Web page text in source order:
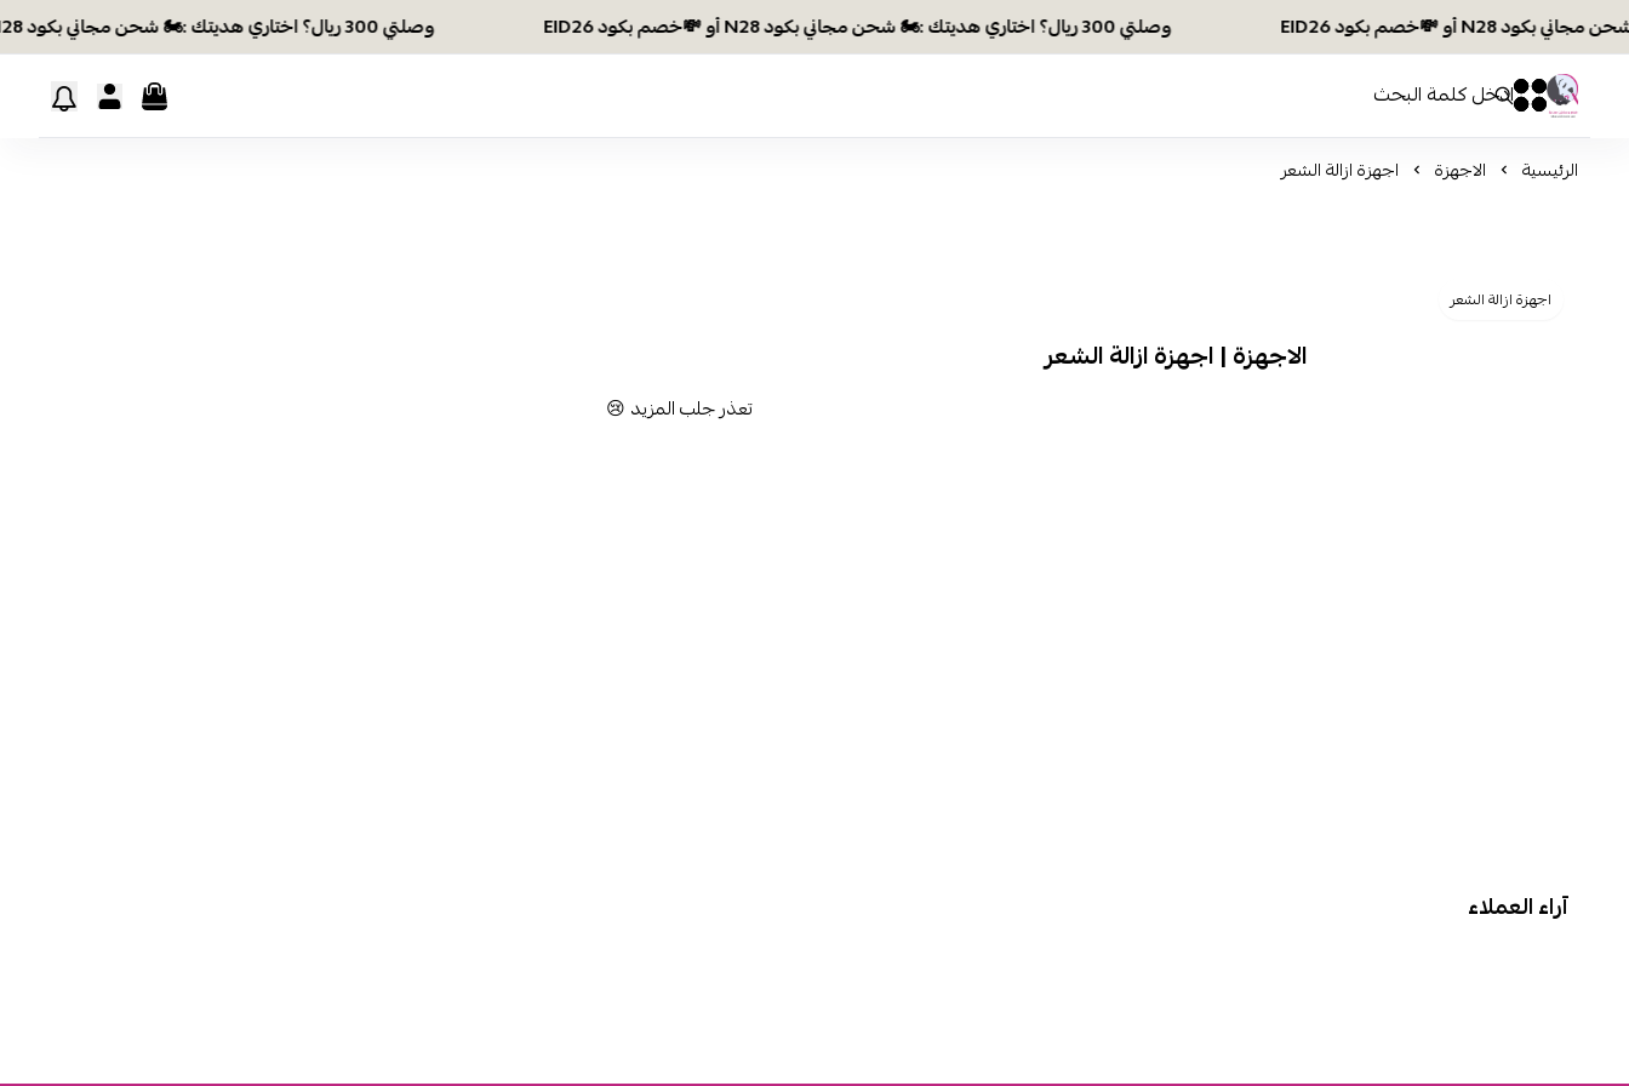
وصلتي 300 ريال؟ اختاري هديتك :🏍 شحن مجاني بكود N28 أو 💸خصم بكود EID26 وصلتي 300 ريال؟ اختاري هديتك :🏍 شحن مجاني بكود N28 أو 💸خصم بكود EID26
افكار ومخازن العناية
0 0
الرئيسية الاجهزة اجهزة ازالة الشعر
اجهزة ازالة الشعر
الاجهزة | اجهزة ازالة الشعر
تعذر جلب المزيد 😢
آراء العملاء